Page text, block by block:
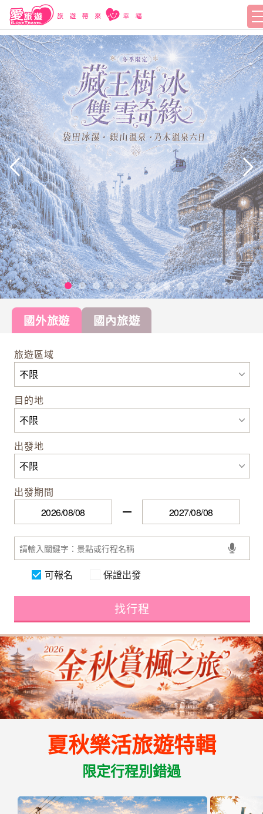
國外旅遊 國內旅遊
旅遊區域
目的地
出發地
出發期間
可報名 保證出發
找行程
夏秋樂活旅遊特輯
限定行程別錯過